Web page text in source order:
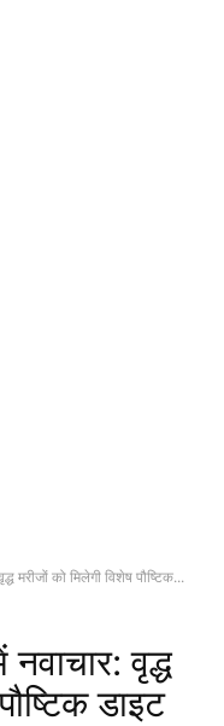
मरीजों को मिलेगी विशेष पौष्टिक...
वृद्ध
डाइट